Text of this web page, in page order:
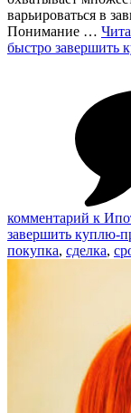
варьироваться в
Понимание …
быстро завершить
комментарий к
завершить куплю-
покупка, сделка,